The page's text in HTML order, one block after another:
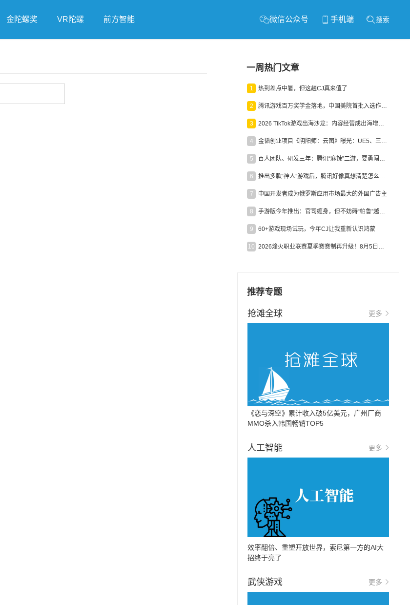
金陀螺奖 VR陀螺 前方智能 微信公众号 手机端 搜索
一周热门文章
1 热到差点中暑，但这趟CJ真来值了
2 腾讯游戏百万奖学金落地，中国美院首批入选作品获业内关注
3 2026 TikTok游戏出海沙龙：内容经营成出海增长新引擎
4 金韬创业项目《阴阳师：云图》曝光：UE5、三端互通、ARPG
5 百人团队、研发三年：腾讯“麻辣”二游，要勇闯男性恋爱市场
6 推出多款“神人”游戏后，腾讯好像真想清楚怎么做二次元了
7 中国开发者成为俄罗斯应用市场最大的外国广告主
8 手游版今年推出：官司缠身，但不妨碍“帕鲁”越来越火
9 60+游戏现场试玩，今年CJ让我重新认识鸿蒙
10 2026烽火职业联赛夏季赛赛制再升级！8月5日起24支战队集结开战！
推荐专题
抢滩全球 更多
《恋与深空》累计收入破5亿美元，广州厂商
MMO杀入韩国畅销TOP5
人工智能 更多
效率翻倍、重塑开放世界，索尼第一方的AI大
招终于亮了
武侠游戏 更多